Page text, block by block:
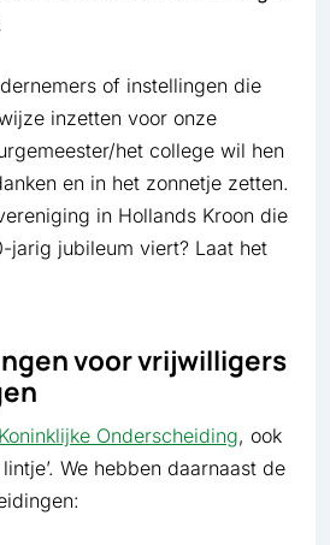
of instellingen die
inzetten voor onze
het college wil hen
en in het zonnetje zetten.
in Hollands Kroon die
jarig jubileum viert? Laat het
voor vrijwilligers
Koninklijke Onderscheiding, ook
We hebben daarnaast de